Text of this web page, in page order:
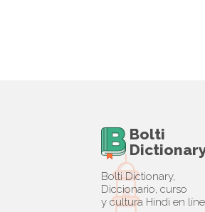
Bolti
Bolti Dictionary,
Diccionario, curso
y cultura Hindi en